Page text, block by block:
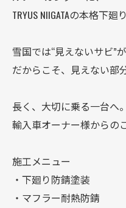
TRYUS NIIGATAの本格下廻
雪国では“見えないサビ”
だからこそ、見えない部
長く、大切に乗る一台へ。
輸入車オーナー様からの
施工メニュー
・下廻り防錆塗装
・マフラー耐熱防錆